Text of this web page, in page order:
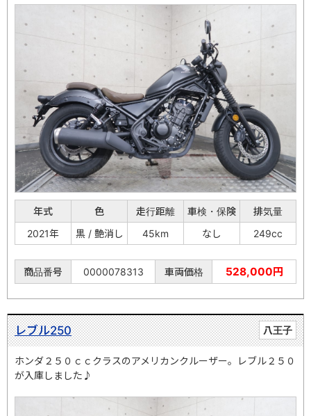
年式 色 走行距離 車検・保険
排気量
2021年
黒 / 艶消し 45km なし 249cc
商品番号 0000078313 車両価格 528,000円
八王子
レブル250
ホンダ２５０ｃｃクラスのアメリカンクルーザー。レブル２５０
が入庫しました♪